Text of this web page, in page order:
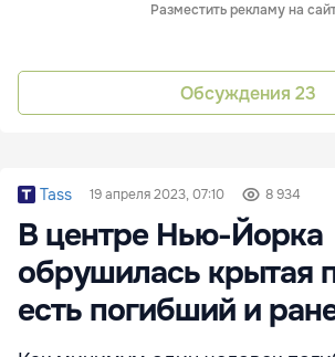
Разместить рекламу на
Обсуждения 23
Tass 19 апреля 2023, 07:10 8 934
В центре Нью-Йорка
обрушилась крытая
есть погибший и